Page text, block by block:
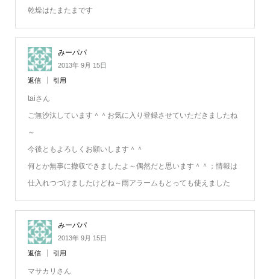
乾燥はたまたまです
みーパパ
2013年 9月 15日
返信 引用
taiさん
ご無沙汰しています＾＾お気に入り登録させていただきましたね
～
今後ともよろしくお願いします＾＾
何とか無事に撤収できましたよ～偶然だと思います＾＾；情報は
仕入れつづけましたけどね～雨アラームもとっても使えました
みーパパ
2013年 9月 15日
返信 引用
マサカリさん